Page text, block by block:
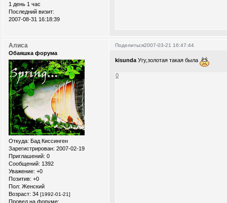
1 день 1 час
Последний визит:
2007-08-31 16:18:39
Поделиться2007-03-21 16:47:44
Алиса
Обаяшка форума
Откуда: Бад Киссинген
Зарегистрирован: 2007-02-19
Приглашений: 0
Сообщений: 1392
Уважение: +0
Позитив: +0
Пол: Женский
Возраст: 34 [1992-01-21]
Провел на форуме:
kisundaУгу,золотая такая была
0